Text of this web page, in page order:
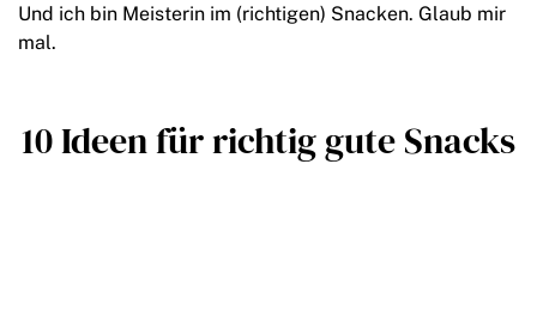
Und ich bin Meisterin im (richtigen) Snacken. Glaub mir
mal.
10 Ideen für richtig gute Snacks